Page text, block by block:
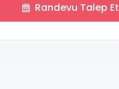
Randevu Talep Et